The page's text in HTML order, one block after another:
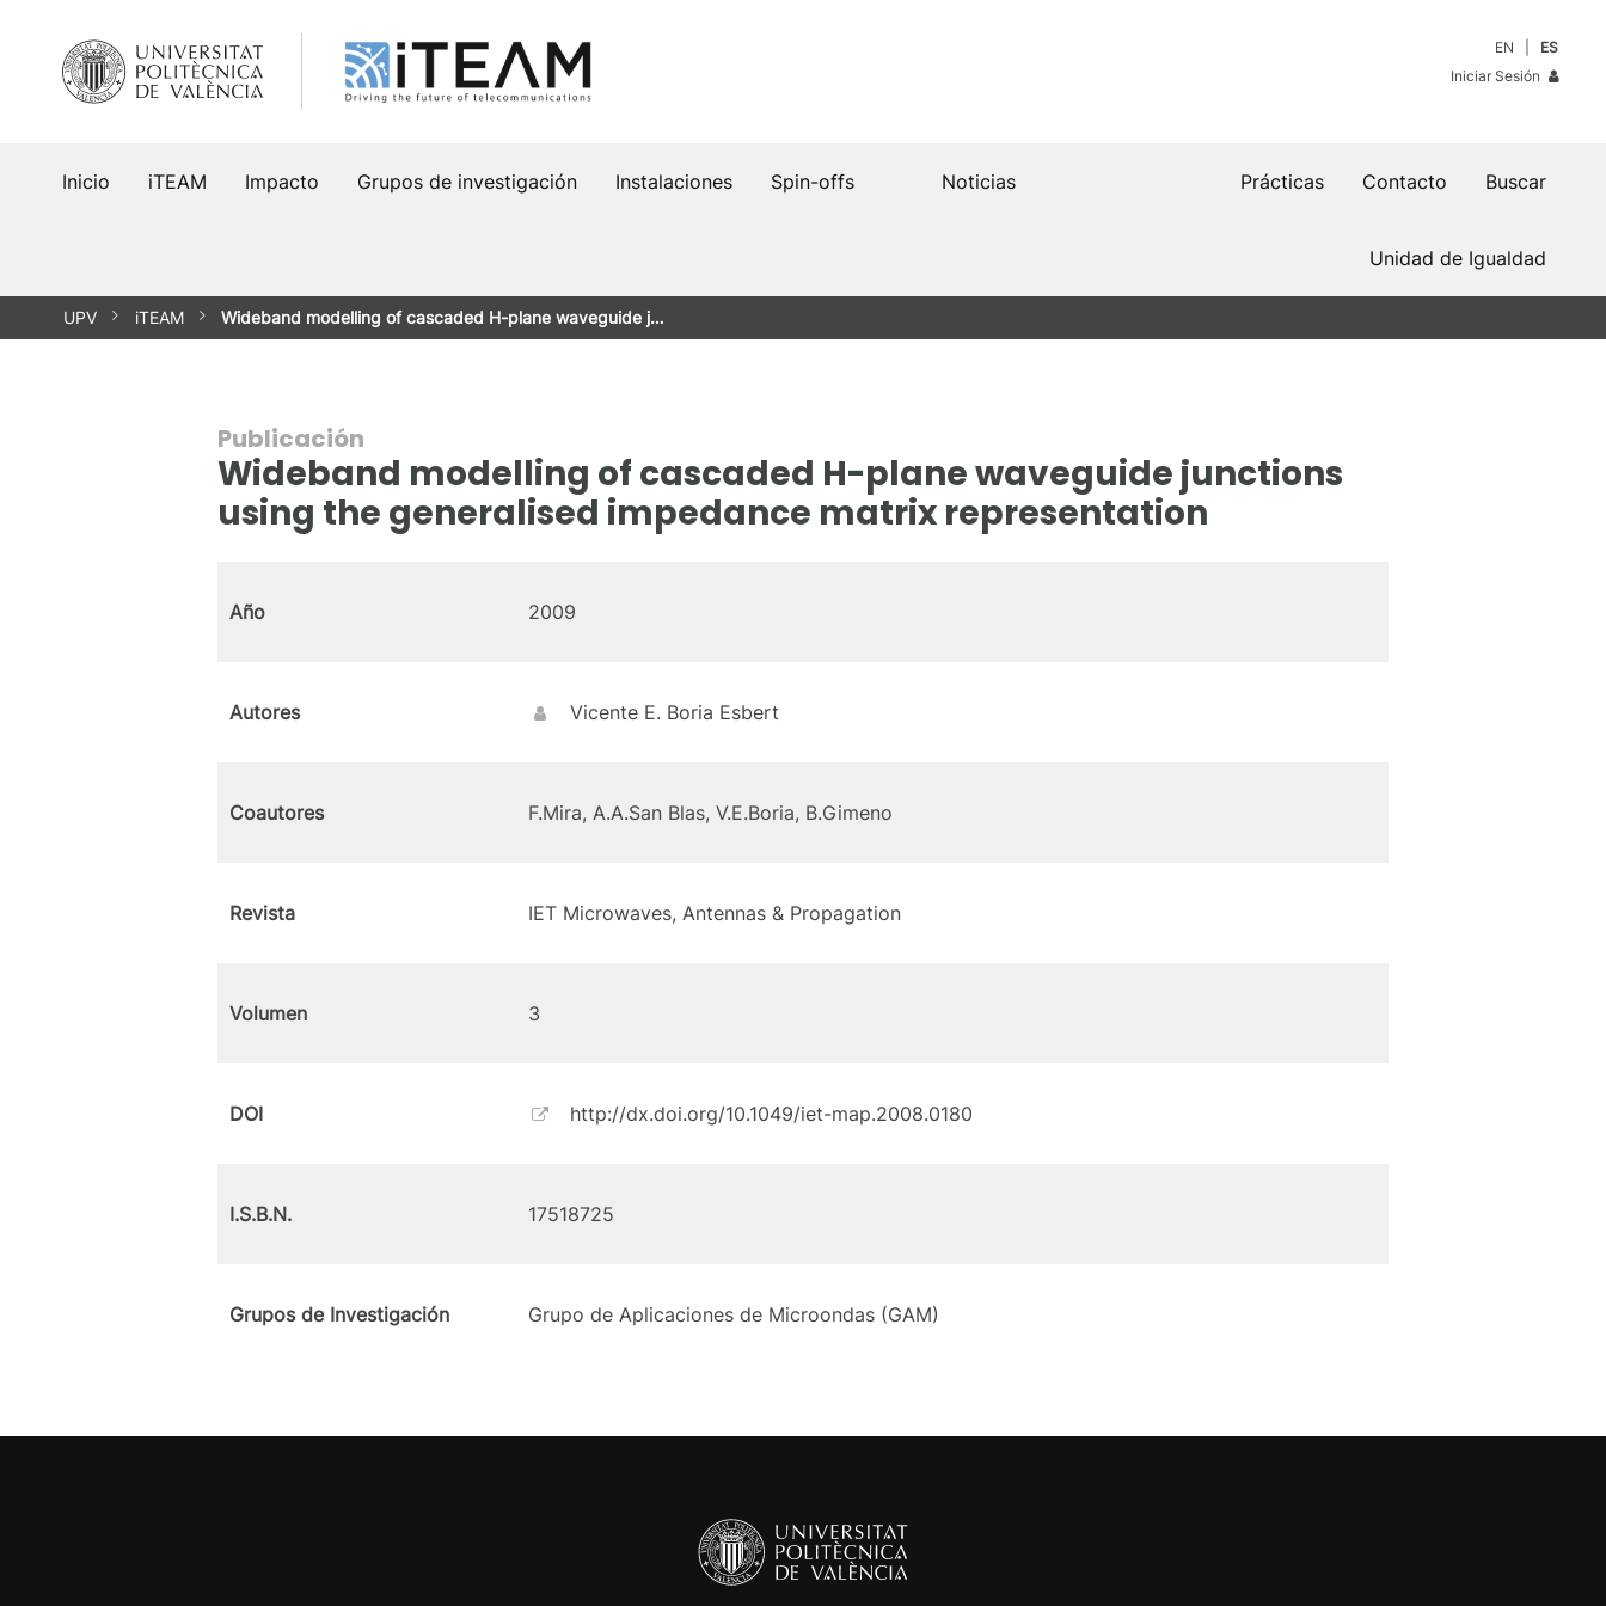
contenido
EN
ES
Iniciar Sesión
Inicio iTEAM Impacto Grupos de investigación Instalaciones Spin-offs Buscar
Contacto
Prácticas
Noticias
Unidad de Igualdad
UPV iTEAM Wideband modelling of cascaded H-plane waveguide j…
Publicación
Wideband modelling of cascaded H-plane waveguide junctions
using the generalised impedance matrix representation
Año 2009
Autores Vicente E. Boria Esbert
Coautores F.Mira, A.A.San Blas, V.E.Boria, B.Gimeno
Revista IET Microwaves, Antennas & Propagation
Volumen 3
DOI http://dx.doi.org/10.1049/iet-map.2008.0180
I.S.B.N. 17518725
Grupos de Investigación Grupo de Aplicaciones de Microondas (GAM)